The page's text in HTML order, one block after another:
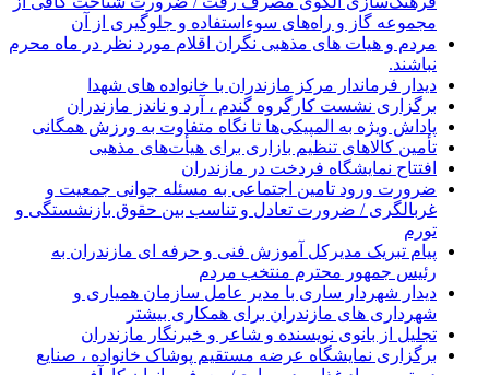
مجموعه گاز و راه‌های سوءاستفاده و جلوگیری از آن
مردم و هیات های مذهبی نگران اقلام مورد نظر در ماه محرم
نباشند.
دیدار فرماندار مرکز مازندران با خانواده های شهدا
برگزاری نشست کارگروه گندم ، آرد و ناندز مازندران
پاداش ویژه به المپیکی‌ها تا نگاه متفاوت به ورزش همگانی
تأمین کالاهای تنظیم بازاری برای هیأت‌های مذهبی
افتتاح نمایشگاه فردخت در مازندران
ضرورت ورود تامین اجتماعی به مسئله جوانی جمعیت و
غربالگری / ضرورت تعادل و تناسب بین حقوق بازنشستگی و
تورم
پیام تبریک مدیرکل آموزش فنی و حرفه ای مازندران به
رئیس جمهور محترم منتخب مردم
دیدار شهردار ساری با مدیر عامل سازمان همیاری و
شهرداری های مازندران برای همکاری بیشتر
تجلیل از بانوی نویسنده و شاعر و خبرنگار مازندران
برگزاری نمایشگاه عرضه مستقیم پوشاک خانواده ، صنایع